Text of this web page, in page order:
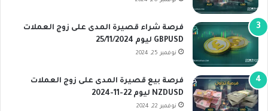
فرصة شراء قصيرة المدى على زوج العملات
GBPUSD ليوم 25/11/2024
نوفمبر 25, 2024
فرصة بيع قصيرة المدى على زوج العملات
NZDUSD ليوم 22-11-2024
نوفمبر 22, 2024